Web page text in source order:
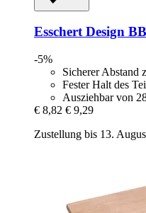
Esschert Design
-5%
Sicherer Abstand
Fester Halt des
Ausziehbar von
€ 8,82 € 9,29
Zustellung bis 13.